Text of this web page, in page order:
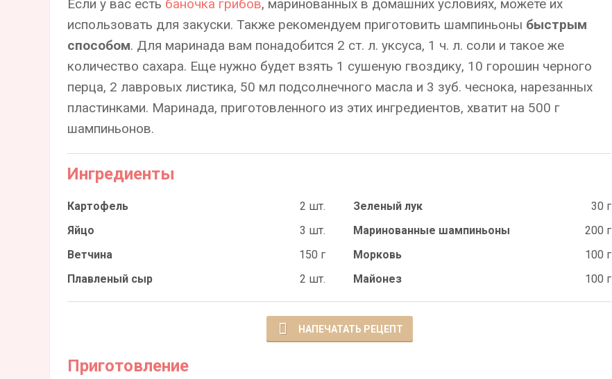
Если у вас есть баночка грибов, маринованных в домашних условиях, можете их
использовать для закуски. Также рекомендуем приготовить шампиньоны быстрым
способом. Для маринада вам понадобится 2 ст. л. уксуса, 1 ч. л. соли и такое же
количество сахара. Еще нужно будет взять 1 сушеную гвоздику, 10 горошин черного
перца, 2 лавровых листика, 50 мл подсолнечного масла и 3 зуб. чеснока, нарезанных
пластинками. Маринада, приготовленного из этих ингредиентов, хватит на 500 г
шампиньонов.
Ингредиенты
Картофель 2 шт. Зеленый лук
30 г
Яйцо
3 шт. Маринованные шампиньоны
200 г
Ветчина
150 г Морковь
100 г
Плавленый сыр
2 шт. Майонез 100 г
НАПЕЧАТАТЬ РЕЦЕПТ
Приготовление